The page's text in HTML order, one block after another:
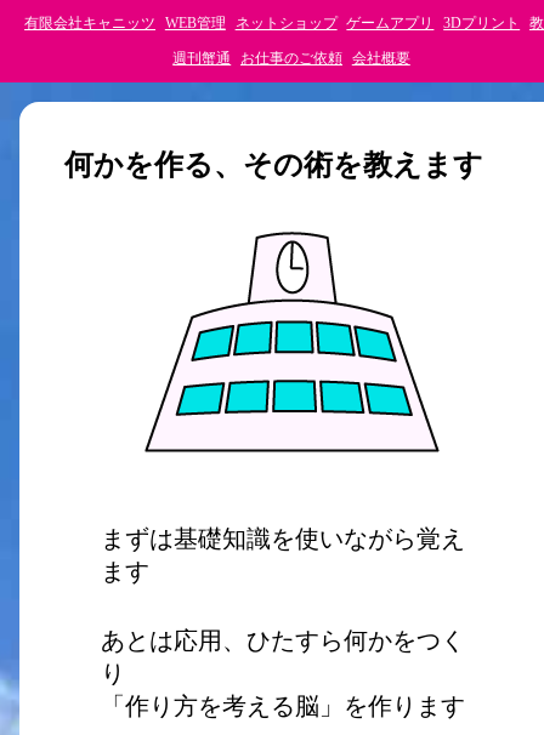
有限会社キャニッツ WEB管理 ネットショップ ゲームアプリ 3Dプリント
週刊蟹通 お仕事のご依頼 会社概要
何かを作る、その術を教えます
まずは基礎知識を使いながら覚え
ます
あとは応用、ひたすら何かをつく
り
「作り方を考える脳」を作ります